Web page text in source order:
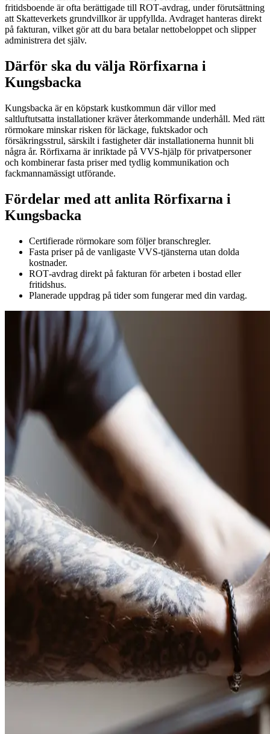
fritidsboende är ofta berättigade till ROT‑avdrag, under förutsättning
att Skatteverkets grundvillkor är uppfyllda. Avdraget hanteras direkt
på fakturan, vilket gör att du bara betalar nettobeloppet och slipper
administrera det själv.
Därför ska du välja Rörfixarna i
Kungsbacka
Kungsbacka är en köpstark kustkommun där villor med
saltluftutsatta installationer kräver återkommande underhåll. Med rätt
rörmokare minskar risken för läckage, fuktskador och
försäkringsstrul, särskilt i fastigheter där installationerna hunnit bli
några år. Rörfixarna är inriktade på VVS‑hjälp för privatpersoner
och kombinerar fasta priser med tydlig kommunikation och
fackmannamässigt utförande.
Fördelar med att anlita Rörfixarna i
Kungsbacka
Certifierade rörmokare som följer branschregler.
Fasta priser på de vanligaste VVS‑tjänsterna utan dolda
kostnader.
ROT‑avdrag direkt på fakturan för arbeten i bostad eller
fritidshus.
Planerade uppdrag på tider som fungerar med din vardag.